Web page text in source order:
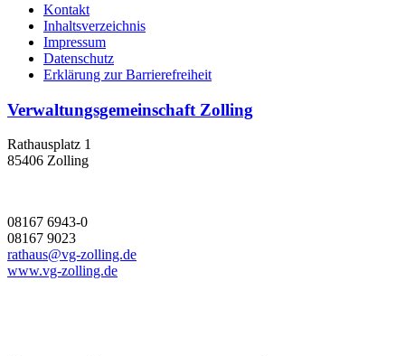
Kontakt
Inhaltsverzeichnis
Impressum
Datenschutz
Erklärung zur Barrierefreiheit
Verwaltungsgemeinschaft Zolling
Rathausplatz 1
85406 Zolling
08167 6943-0
08167 9023
rathaus@vg-zolling.de
www.vg-zolling.de